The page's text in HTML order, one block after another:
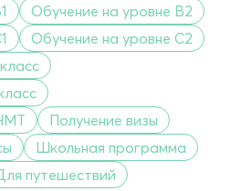
Обучение на уровне B2
Обучение на уровне C2
Получение визы
Школьная программа
путешествий